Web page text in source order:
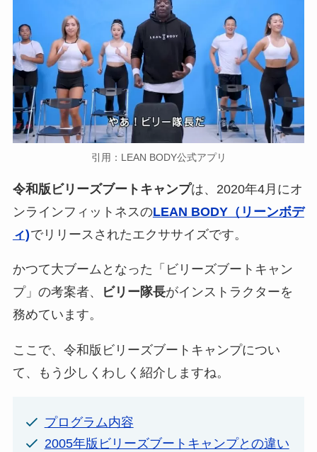
引用：LEAN BODY公式アプリ
令和版ビリーズブートキャンプは、2020年4月にオ
ンラインフィットネスのLEAN BODY（リーンボデ
ィ)でリリースされたエクササイズです。
かつて大ブームとなった「ビリーズブートキャン
プ」の考案者、
ビリー隊長がインストラクターを
務めています。
ここで、令和版ビリーズブートキャンプについ
て、もう少しくわしく紹介しますね。
プログラム内容
2005年版ビリーズブートキャンプとの違い